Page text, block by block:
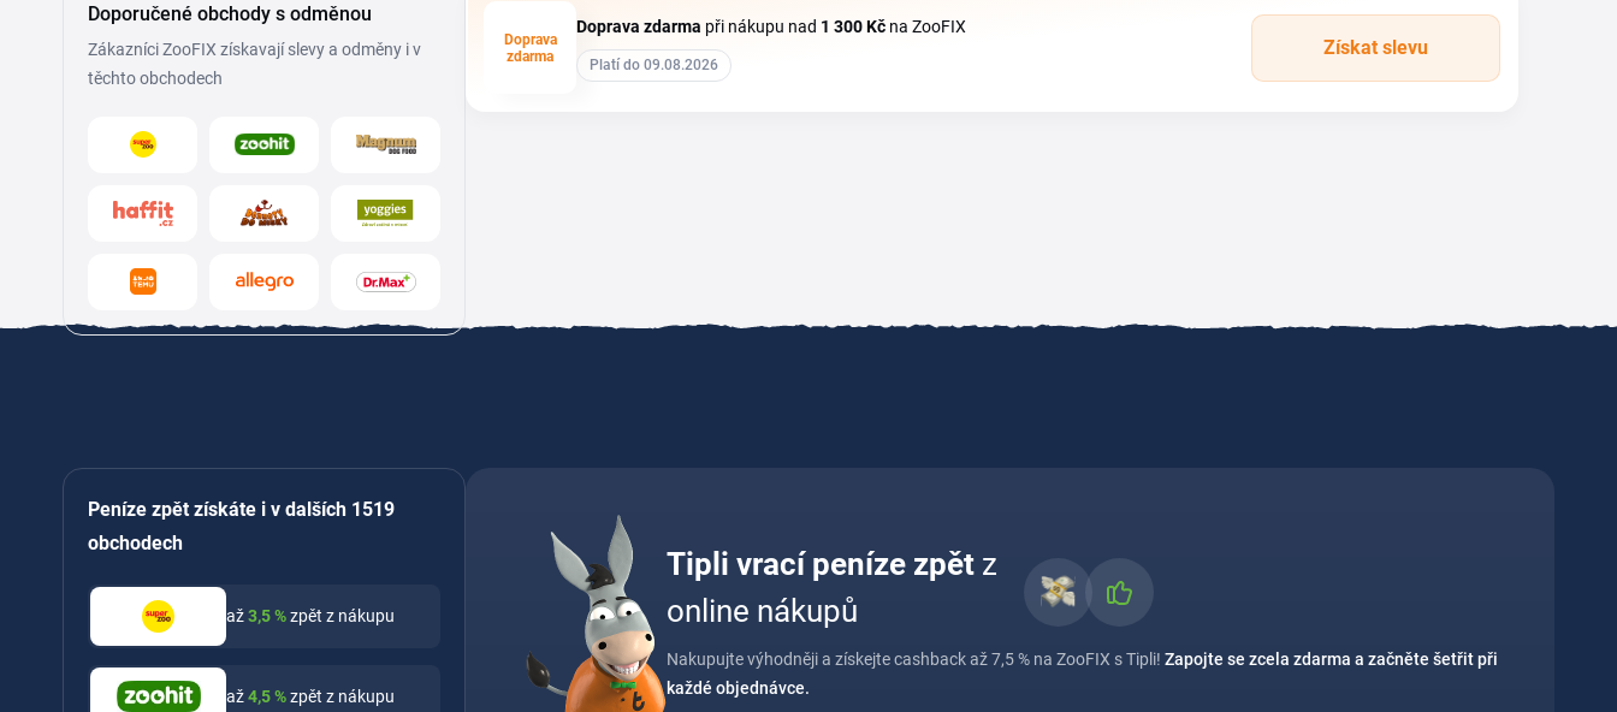
Doporučené obchody s odměnou
Zákazníci ZooFIX získavají slevy a odměny i v
těchto obchodech
Doprava
zdarma
Doprava zdarma při nákupu nad 1 300 Kč na ZooFIX
Platí do 09.08.2026
Získat slevu
Peníze zpět získáte i v dalších 1519
obchodech
až3,5%zpět z nákupu
až4,5%zpět z nákupu
Tipli vrací peníze zpět z
online nákupů
Nakupujte výhodněji a získejte cashback až 7,5 % na ZooFIX s Tipli! Zapojte se zcela zdarma a začněte šetřit při
každé objednávce.